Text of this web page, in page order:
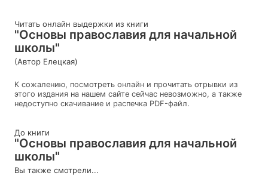
Читать онлайн выдержки из книги
"Основы православия для начальной
школы"
(Автор Елецкая)
К сожалению, посмотреть онлайн и прочитать отрывки из
этого издания на нашем сайте сейчас невозможно, а также
недоступно скачивание и распечка PDF-файл.
До книги
"Основы православия для начальной
школы"
Вы также смотрели...